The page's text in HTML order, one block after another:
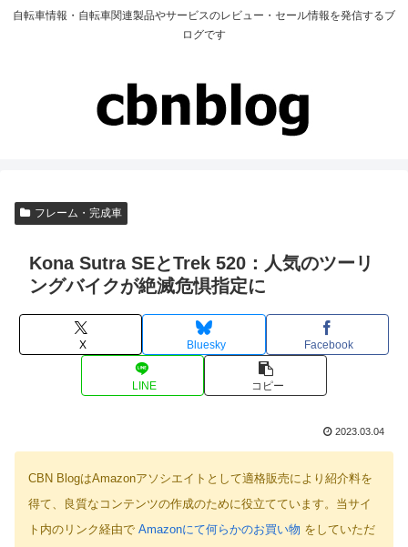
自転車情報・自転車関連製品やサービスのレビュー・セール情報を発信するブ
ログです
フレーム・完成車
Kona Sutra SEとTrek 520：人気のツーリ
ングバイクが絶滅危惧指定に
X Bluesky Facebook
LINE コピー
2023.03.04
CBN BlogはAmazonアソシエイトとして適格販売により紹介料を
得て、良質なコンテンツの作成のために役立てています。当サイ
ト内のリンク経由で Amazonにて何らかのお買い物 をしていただ